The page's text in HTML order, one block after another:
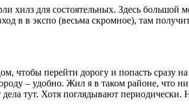
для состоятельных. Здесь большой
в в экспо (весьма скромное), там
чтобы перейти дорогу и попасть
– удобно. Жил я в таком районе, что
тут. Хотя поглядывают